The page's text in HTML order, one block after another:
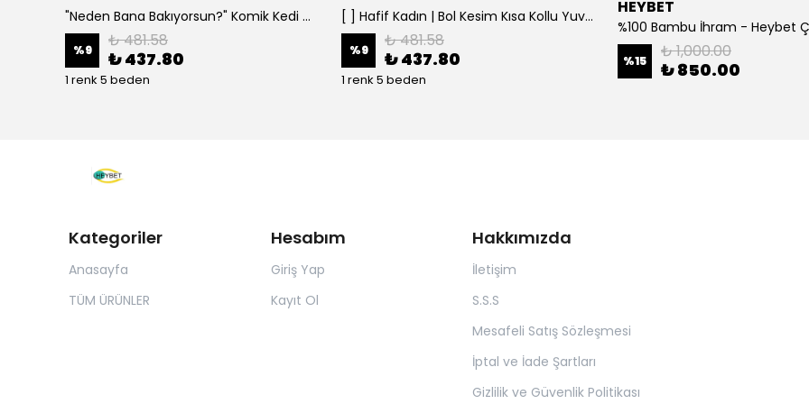
"Neden Bana Bakıyorsun?" Komik Kedi Grafik Tişört - Dijital Baskılı Siyah Bol - Siyah
%9 ₺ 481.58
₺ 437.80
1 renk 5 beden
[ ] Hafif Kadın | Bol Kesim Kısa Kollu Yuvarlak Yaka Eğlenceli Karikatür Ayı ve - Siyah
%9 ₺ 481.58
₺ 437.80
1 renk 5 beden
HEYBET
%100 Bambu İhram - Heybet
%15 ₺ 1,000.00
₺ 850.00
Kategoriler
Anasayfa
TÜM ÜRÜNLER
Hesabım
Giriş Yap
Kayıt Ol
Hakkımızda
İletişim
S.S.S
Mesafeli Satış Sözleşmesi
İptal ve İade Şartları
Gizlilik ve Güvenlik Politikası